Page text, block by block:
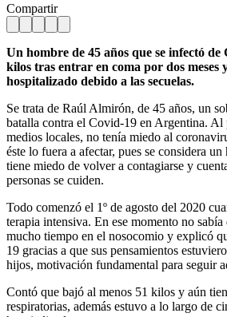
Compartir
Un hombre de 45 años que se infectó de
kilos tras entrar en coma por dos meses
hospitalizado debido a las secuelas.
Se trata de Raúl Almirón, de 45 años, un
batalla contra el Covid-19 en Argentina. Al
medios locales, no tenía miedo al
éste lo fuera a afectar, pues se considera
tiene miedo de volver a contagiarse y
personas se cuiden.
Todo comenzó el 1º de agosto del 2020
terapia intensiva. En ese momento no
mucho tiempo en el nosocomio y explicó
19 gracias a que sus pensamientos
hijos, motivación fundamental para seguir
Contó que bajó al menos 51 kilos y aún
respiratorias, además estuvo a lo largo de